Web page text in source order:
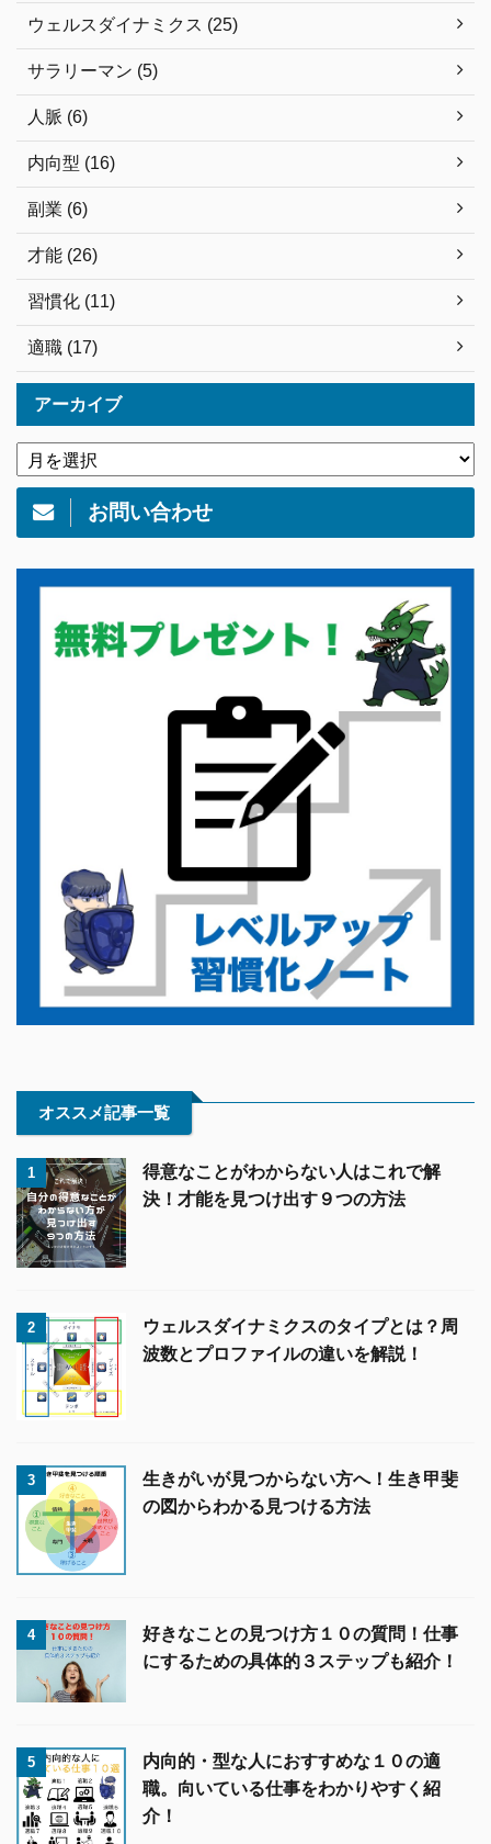
ウェルスダイナミクス (25)
サラリーマン (5)
人脈 (6)
内向型 (16)
副業 (6)
才能 (26)
習慣化 (11)
適職 (17)
アーカイブ
お問い合わせ
オススメ記事一覧
1
得意なことがわからない人はこれで解
決！才能を見つけ出す９つの方法
2
ウェルスダイナミクスのタイプとは？周
波数とプロファイルの違いを解説！
3
生きがいが見つからない方へ！生き甲斐
の図からわかる見つける方法
4
好きなことの見つけ方１０の質問！仕事
にするための具体的３ステップも紹介！
5
内向的・型な人におすすめな１０の適
職。向いている仕事をわかりやすく紹
介！